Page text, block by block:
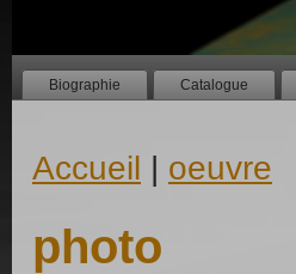
Biographie Catalogue
Accueil | oeuvre
photo